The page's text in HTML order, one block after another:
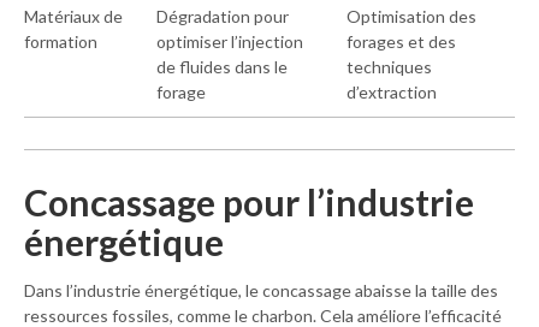
Matériaux de
formation
Dégradation pour
optimiser l’injection
de fluides dans le
forage
Optimisation des
forages et des
techniques
d’extraction
Concassage pour l’industrie
énergétique
Dans l’industrie énergétique, le concassage abaisse la taille des
ressources fossiles, comme le charbon. Cela améliore l’efficacité